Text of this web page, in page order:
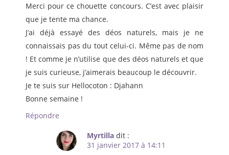
Merci pour ce chouette concours. C’est avec plaisir
que je tente ma chance.
J’ai déjà essayé des déos naturels, mais je ne
connaissais pas du tout celui-ci. Même pas de nom
! Et comme je n’utilise que des déos naturels et que
je suis curieuse, j’aimerais beaucoup le découvrir.
Je te suis sur Hellocoton : Djahann
Bonne semaine !
Répondre
Myrtilla dit :
31 janvier 2017 à 14:11